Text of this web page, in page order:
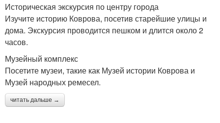
Историческая экскурсия по центру города
Изучите историю Коврова, посетив старейшие улицы и
дома. Экскурсия проводится пешком и длится около 2
часов.
Музейный комплекс
Посетите музеи, такие как Музей истории Коврова и
Музей народных ремесел.
читать дальше →